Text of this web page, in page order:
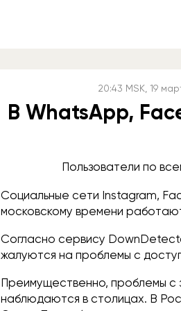
20:43 MSK , 19
В WhatsApp,
Пользователи по
Социальные сети Instagram,
московскому времени
Согласно сервису
жалуются на проблемы с
Преимущественно, проблемы с
наблюдаются в столицах. В